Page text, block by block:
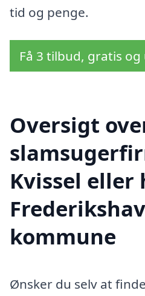
tid og penge.
Få 3 tilbud, gratis
Oversigt
Kvissel eller
kommune
Ønsker du selv at